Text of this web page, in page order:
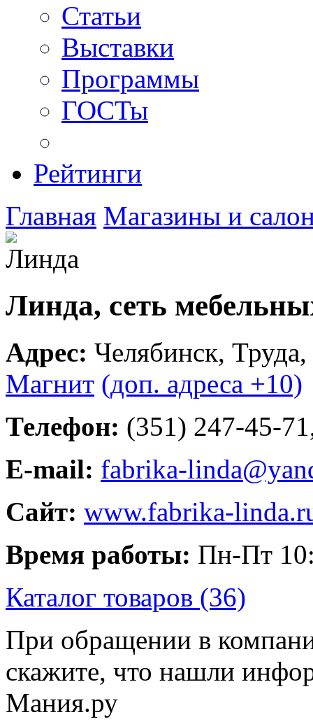
Статьи
Выставки
Программы
ГОСТы
Рейтинги
Главная Магазины и
Линда, сеть
Адрес: Челябинск,
Магнит (доп. адреса +10)
Телефон: (351) 247-45-
E-mail: fabrika-
Сайт: www.fabrika-
Время работы: Пн-Пт
Каталог товаров (36)
При обращении в
скажите, что нашли
Мания.ру